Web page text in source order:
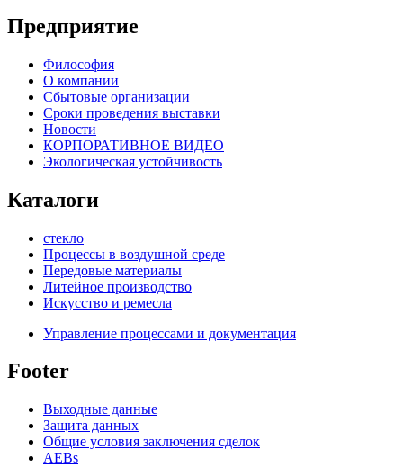
Предприятие
Философия
О компании
Сбытовые организации
Сроки проведения выставки
Новости
КОРПОРАТИВНОЕ ВИДЕО
Экологическая устойчивость
Каталоги
стекло
Процессы в воздушной среде
Передовые материалы
Литейное производство
Искусство и ремесла
Управление процессами и документация
Footer
Выходные данные
Защита данных
Общие условия заключения сделок
AEBs